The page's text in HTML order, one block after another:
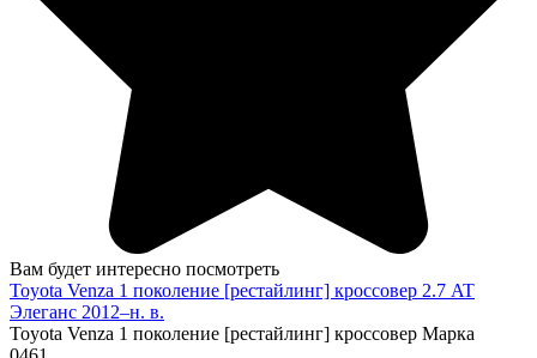
Вам будет интересно посмотреть
Toyota Venza 1 поколение [рестайлинг] кроссовер 2.7 AT
Элеганс 2012–н. в.
Toyota Venza 1 поколение [рестайлинг] кроссовер Марка